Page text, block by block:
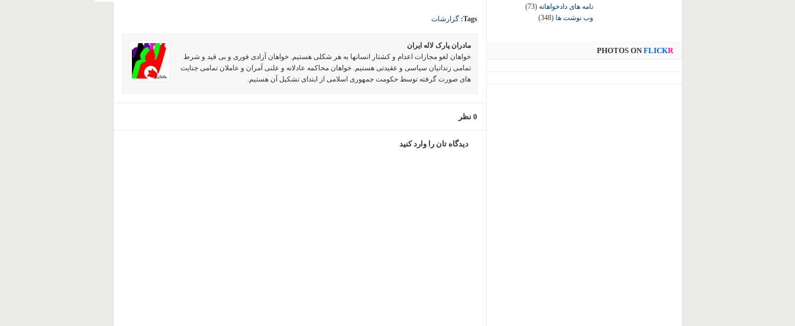
Tags: گزارشات
مادران پارک لاله ایران
خواهان لغو مجازات اعدام و کشتار انسانها به هر شکلی هستیم. خواهان آزادی فوری و بی قید و شرط
تمامی زندانیان سیاسی و عقیدتی هستیم. خواهان محاکمه عادلانه و علنی آمران و عاملان تمامی جنایت
های صورت گرفته توسط حکومت جمهوری اسلامی از ابتدای تشکیل آن هستیم.
0 نظر
دیدگاه تان را وارد کنید
نامه های دادخواهانه (73)
وب نوشت ها (348)
PHOTOS ON FLICKR